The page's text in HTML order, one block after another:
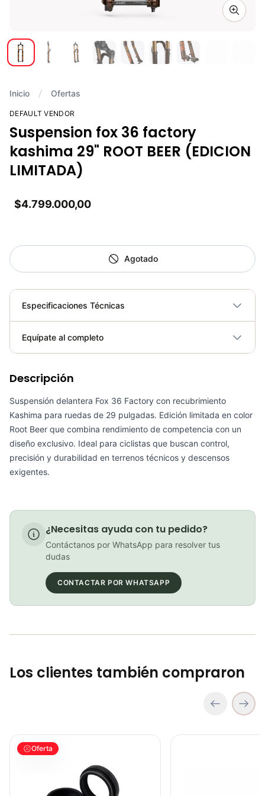
Zoom
Inicio Ofertas
DEFAULT VENDOR
Suspension fox 36 factory
kashima 29" ROOT BEER (EDICION
LIMITADA)
$4.799.000,00
Agotado
Especificaciones Técnicas
Plegable No
Equípate al completo
COP 168,500.00
kit Retenedor Fox 32mm De Baja Friccion Ciclismo Mtb
PATIN LINEA GW BELLONI PLUS 075109
Descripción
Suspensión delantera Fox 36 Factory con recubrimiento
Kashima para ruedas de 29 pulgadas. Edición limitada en color
Root Beer que combina rendimiento de competencia con un
diseño exclusivo. Ideal para ciclistas que buscan control,
precisión y durabilidad en terrenos técnicos y descensos
exigentes.
¿Necesitas ayuda con tu pedido?
Contáctanos por WhatsApp para resolver tus
dudas
CONTACTAR POR WHATSAPP
Los clientes también compraron
kit Retenedor Fox 38mm De Baja Friccion Ciclismo Mtb
Oferta
kit Retenedor Fox